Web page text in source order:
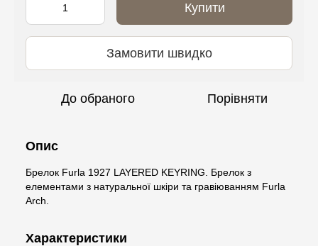
Купити
Замовити швидко
До обраного Порівняти
Опис
Брелок Furla 1927 LAYERED KEYRING. Брелок з
елементами з натуральної шкіри та гравіюванням Furla
Arch.
Характеристики